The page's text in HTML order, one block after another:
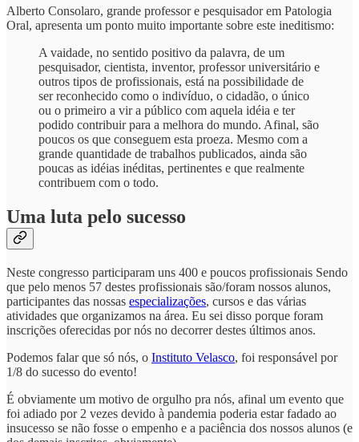
Alberto Consolaro, grande professor e pesquisador em Patologia
Oral, apresenta um ponto muito importante sobre este ineditismo:
A vaidade, no sentido positivo da palavra, de um
pesquisador, cientista, inventor, professor universitário e
outros tipos de profissionais, está na possibilidade de
ser reconhecido como o indivíduo, o cidadão, o único
ou o primeiro a vir a público com aquela idéia e ter
podido contribuir para a melhora do mundo. Afinal, são
poucos os que conseguem esta proeza. Mesmo com a
grande quantidade de trabalhos publicados, ainda são
poucas as idéias inéditas, pertinentes e que realmente
contribuem com o todo.
Uma luta pelo sucesso
Neste congresso participaram uns 400 e poucos profissionais Sendo
que pelo menos 57 destes profissionais são/foram nossos alunos,
participantes das nossas especializações, cursos e das várias
atividades que organizamos na área. Eu sei disso porque foram
inscrições oferecidas por nós no decorrer destes últimos anos.
Podemos falar que só nós, o Instituto Velasco, foi responsável por
1/8 do sucesso do evento!
É obviamente um motivo de orgulho pra nós, afinal um evento que
foi adiado por 2 vezes devido à pandemia poderia estar fadado ao
insucesso se não fosse o empenho e a paciência dos nossos alunos (e